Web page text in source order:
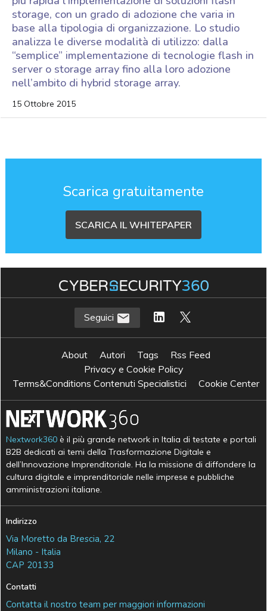
storage, con un grado di adozione che varia in
base alla tipologia di organizzazione. Lo studio
analizza le diverse modalità di utilizzo: dalla
“semplice” implementazione di tecnologie flash in
server o storage array fino alla loro adozione
nell’ambito di hybrid storage array.
15 Ottobre 2015
Scarica gratuitamente
SCARICA IL WHITEPAPER
Seguici
About Autori Tags
Rss Feed
Privacy e Cookie Policy
Terms&Conditions Contenuti Specialistici
Cookie Center
Nextwork360 è il più grande network in Italia di testate e portali
B2B dedicati ai temi della Trasformazione Digitale e
dell’Innovazione Imprenditoriale. Ha la missione di diffondere la
cultura digitale e imprenditoriale nelle imprese e pubbliche
amministrazioni italiane.
Indirizzo
Via Moretto da Brescia, 22
Milano - Italia
CAP 20133
Contatti
Contatta il nostro team per maggiori informazioni